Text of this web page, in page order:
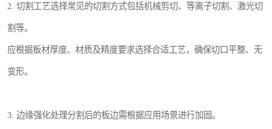
2. 切割工艺选择常见的切割方式包括机械剪切、等离子切割、激光切
割等。
应根据板材厚度、材质及精度要求选择合适工艺，确保切口平整、无
变形。
3. 边缘强化处理分割后的板边需根据应用场景进行加固。